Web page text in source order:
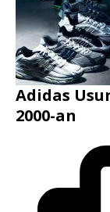
Adidas
2000-an